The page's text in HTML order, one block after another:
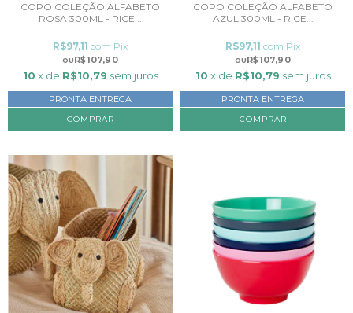
COPO COLEÇÃO ALFABETO
ROSA 300ML - RICE...
R$107,90
R$97,11 com Pix
10 x de R$10,79 sem juros
PRONTA ENTREGA
COMPRAR
COPO COLEÇÃO ALFABETO
AZUL 300ML - RICE...
R$107,90
R$97,11 com Pix
10 x de R$10,79 sem juros
PRONTA ENTREGA
COMPRAR